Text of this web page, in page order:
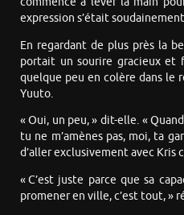
expression s’était
En regardant de plus près la
portait un sourire gracieux et
quelque peu en colère dans le
Yuuto.
« Oui, un peu, » dit-elle. «
tu ne m’amènes pas, moi, ta
d’aller exclusivement avec Kris
« C’est juste parce que sa
promener en ville, c’est tout, »